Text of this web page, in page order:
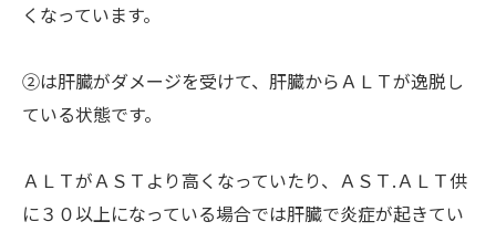
くなっています。
②は肝臓がダメージを受けて、肝臓からＡＬＴが逸脱し
ている状態です。
ＡＬＴがＡＳＴより高くなっていたり、ＡＳＴ.ＡＬＴ供
に３０以上になっている場合では肝臓で炎症が起きてい